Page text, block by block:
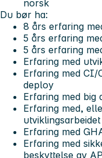
norsk
Du bør ha:
8 års erfaring
5 års erfaring
5 års erfaring
Erfaring med
Erfaring med CI/
deploy
Erfaring med big
Erfaring med,
utviklingsarbeidet
Erfaring med
Erfaring med
beskyttelse av